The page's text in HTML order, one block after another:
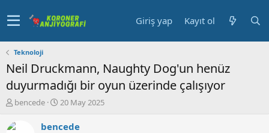
Giriş yap Kayıt ol
Teknoloji
Neil Druckmann, Naughty Dog'un henüz
duyurmadığı bir oyun üzerinde çalışıyor
K
n
bencede
B
ş
20 May 2025
bencede